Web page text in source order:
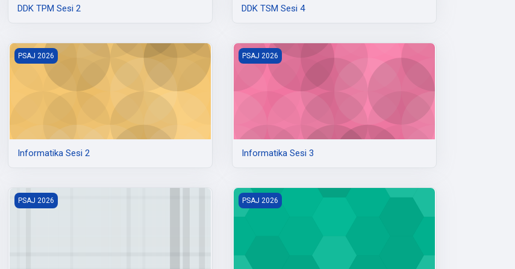
DDK TPM Sesi 2 DDK TSM Sesi 4
Informatika Sesi 2
PSAJ 2026
Informatika Sesi 2
Informatika Sesi 3
PSAJ 2026
Informatika Sesi 3
IPAS Sesi 1
PSAJ 2026 IPAS Sesi 2
PSAJ 2026